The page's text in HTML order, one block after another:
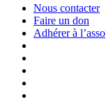
Nous contacter
Faire un don
Adhérer à l’asso